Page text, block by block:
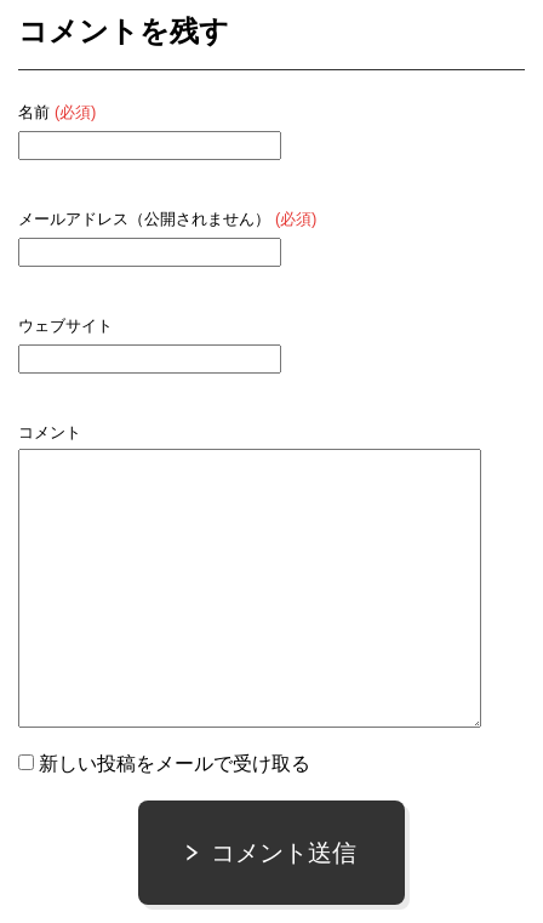
コメントを残す
名前 (必須)
メールアドレス（公開されません） (必須)
ウェブサイト
コメント
新しい投稿をメールで受け取る
コメント送信